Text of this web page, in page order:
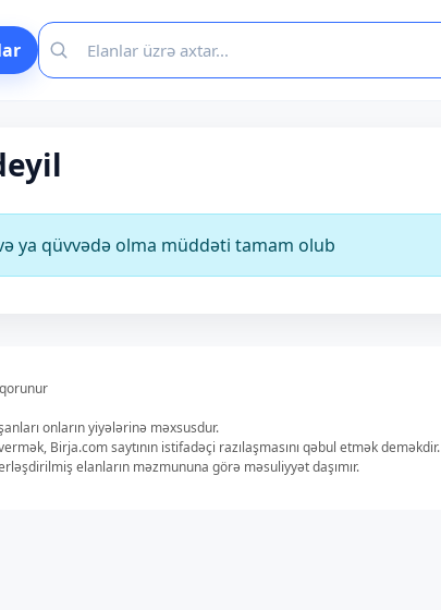
ya qüvvədə olma müddəti tamam olub
onların yiyələrinə məxsusdur.
Birja.com saytının istifadəçi razılaşmasını qəbul etmək deməkdir.
elanların məzmununa görə məsuliyyət daşımır.